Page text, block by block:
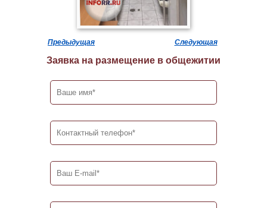
Предыдущая Следующая
Заявка на размещение в общежитии